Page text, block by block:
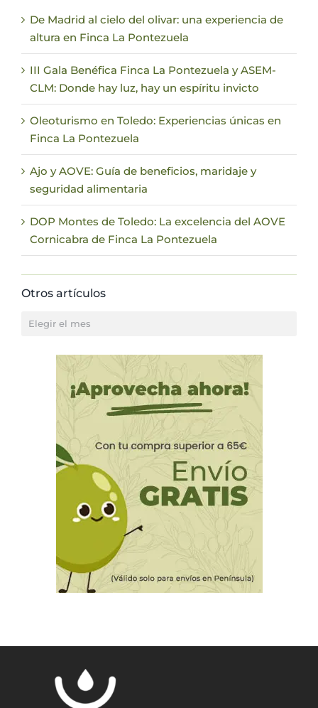
De Madrid al cielo del olivar: una experiencia de
altura en Finca La Pontezuela
III Gala Benéfica Finca La Pontezuela y ASEM-
CLM: Donde hay luz, hay un espíritu invicto
Oleoturismo en Toledo: Experiencias únicas en
Finca La Pontezuela
Ajo y AOVE: Guía de beneficios, maridaje y
seguridad alimentaria
DOP Montes de Toledo: La excelencia del AOVE
Cornicabra de Finca La Pontezuela
Otros artículos
Otros